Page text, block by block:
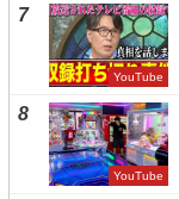
7
YouTube
8
YouTube